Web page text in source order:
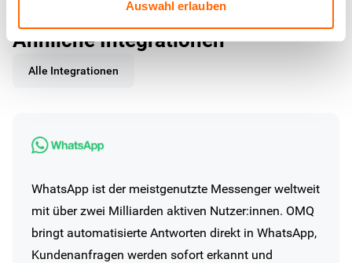
Auswahl erlauben
Ähnliche Integrationen
Alle Integrationen
WhatsApp ist der meistgenutzte Messenger weltweit
mit über zwei Milliarden aktiven Nutzer:innen. OMQ
bringt automatisierte Antworten direkt in WhatsApp,
Kundenanfragen werden sofort erkannt und